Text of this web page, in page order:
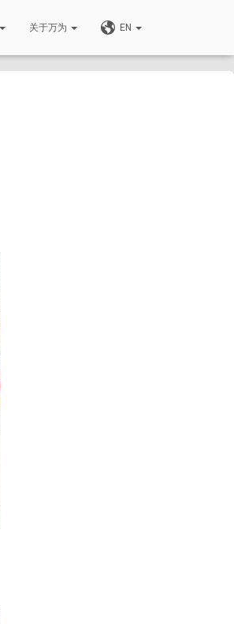
关于万为 EN